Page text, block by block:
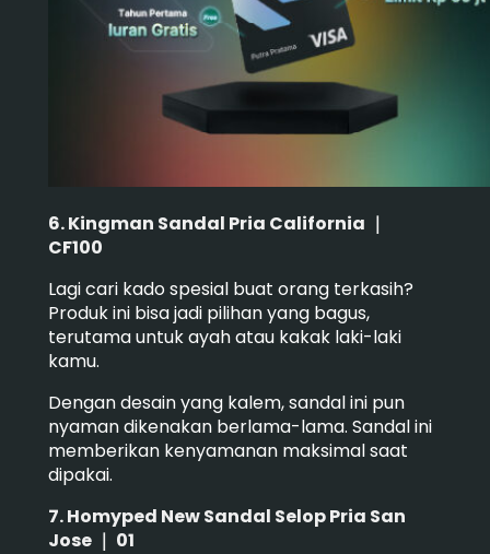
6. Kingman Sandal Pria California ｜
CF100
Lagi cari kado spesial buat orang terkasih?
Produk ini bisa jadi pilihan yang bagus,
terutama untuk ayah atau kakak laki-laki
kamu.
Dengan desain yang kalem, sandal ini pun
nyaman dikenakan berlama-lama. Sandal ini
memberikan kenyamanan maksimal saat
dipakai.
7. Homyped New Sandal Selop Pria San
Jose ｜ 01